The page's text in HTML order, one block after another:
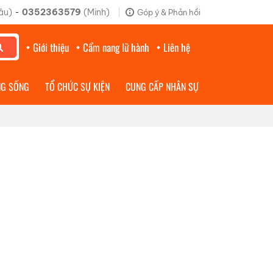
- 0352363579 (Minh) Góp ý & Phản hồi
Giới thiệu Cẩm nang lữ hành Liên hệ
SỐNG TỔ CHỨC SỰ KIỆN CUNG CẤP NHÂN SỰ